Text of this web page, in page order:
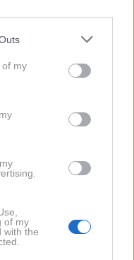
one or more Google
You may click to
its third-party tags to
in below Google
of my
of my
with the
lokalnih dobrotah,
v pravo
in petimi različnimi